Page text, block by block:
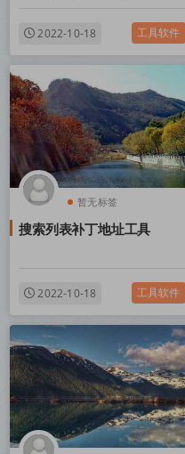
2022-10-18 工具软件
暂无标签
搜索列表补丁地址工具
2022-10-18 工具软件